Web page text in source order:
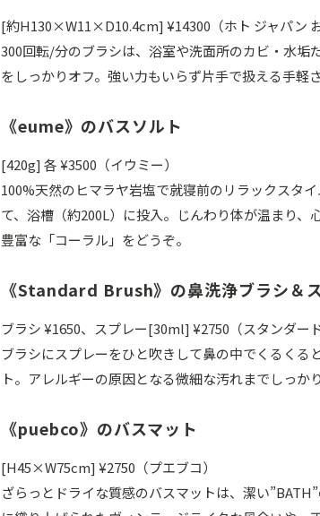
[約H130×W11×D10.4cm] ¥14300（ホト ジャパン
300回転/分のブラシは、浴室や洗面所のカビ・水垢
をしっかりオフ。強い力もいらず片手で扱える手軽
《eume》のバスソルト
[420g] 各 ¥3500（イウミー）
100%天然のヒマラヤ岩塩で就寝前のリラックスタ
て、浴槽（約200L）に投入。じんわり体が温まり
豊富な「コーラル」をどうぞ。
《Standard Brush》の鼻洗浄ブラシ＆
ブラシ ¥1650、スプレー[30ml] ¥2750（スタンダー
ブラシにスプレーをひと吹きして鼻の中でくるく
ト。アレルギーの原因となる微細な汚れまでしっか
《puebco》のバスマット
[H45×W75cm] ¥2750（プエブコ）
ざらっとドライな質感のバスマットは、潔い